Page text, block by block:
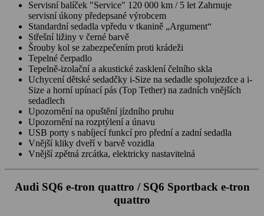
Servisní balíček "Service" 120 000 km / 5 let Zahrnuje
servisní úkony předepsané výrobcem
Standardní sedadla vpředu v tkanině „Argument“
Střešní ližiny v černé barvě
Šrouby kol se zabezpečením proti krádeži
Tepelné čerpadlo
Tepelně-izolační a akustické zasklení čelního skla
Uchycení dětské sedadčky i-Size na sedadle spolujezdce a i-
Size a horní upínací pás (Top Tether) na zadních vnějších
sedadlech
Upozornění na opuštění jízdního pruhu
Upozornění na rozptýlení a únavu
USB porty s nabíjecí funkcí pro přední a zadní sedadla
Vnější kliky dveří v barvě vozidla
Vnější zpětná zrcátka, elektricky nastavitelná
Audi SQ6 e-tron quattro / SQ6 Sportback e-tron
quattro